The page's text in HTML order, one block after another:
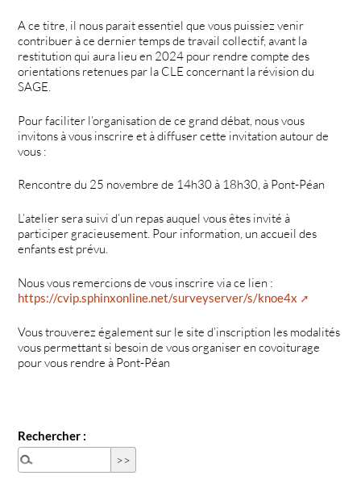
A ce titre, il nous parait essentiel que vous puissiez venir
contribuer à ce dernier temps de travail collectif, avant la
restitution qui aura lieu en 2024 pour rendre compte des
orientations retenues par la CLE concernant la révision du
SAGE.
Pour faciliter l’organisation de ce grand débat, nous vous
invitons à vous inscrire et à diffuser cette invitation autour de
vous :
Rencontre du 25 novembre de 14h30 à 18h30, à Pont-Péan
L’atelier sera suivi d’un repas auquel vous êtes invité à
participer gracieusement. Pour information, un accueil des
enfants est prévu.
Nous vous remercions de vous inscrire via ce lien :
https://cvip.sphinxonline.net/surveyserver/s/knoe4x
Vous trouverez également sur le site d’inscription les modalités
vous permettant si besoin de vous organiser en covoiturage
pour vous rendre à Pont-Péan
Rechercher :